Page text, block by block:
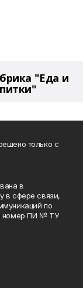
"Еда и
только с
в
в сфере связи,
по
номер ПИ № ТУ